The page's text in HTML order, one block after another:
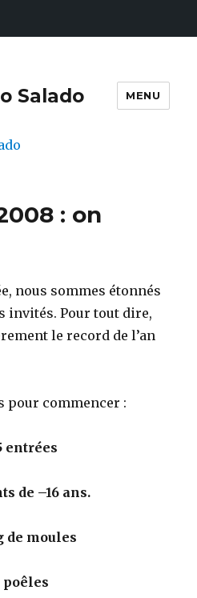
Salado MENU
: on
nous sommes étonnés
invités. Pour tout dire,
le record de l’an
pour commencer :
entrées
de –16 ans.
de moules
poêles